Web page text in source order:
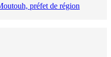
préfet de région